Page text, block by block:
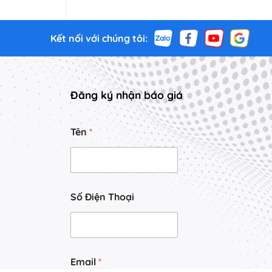
Kết nối với chúng tôi:
Đăng ký nhận báo giá
Tên *
Số Điện Thoại
ê
Email *